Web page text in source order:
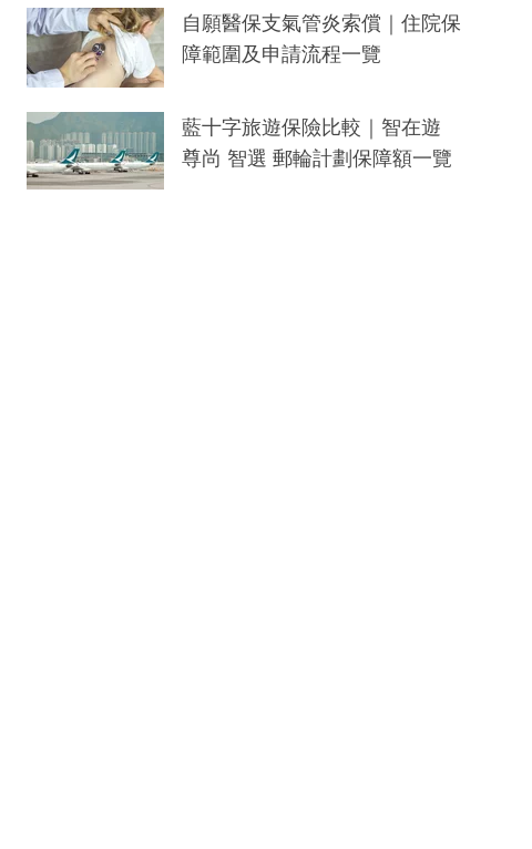
自願醫保支氣管炎索償｜住院保
障範圍及申請流程一覽
藍十字旅遊保險比較｜智在遊
尊尚 智選 郵輪計劃保障額一覽